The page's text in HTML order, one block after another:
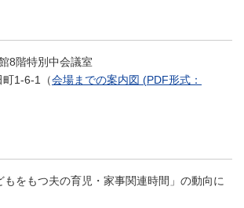
8階特別中会議室
町1-6-1（会場までの案内図 (PDF形式：
もをもつ夫の育児・家事関連時間」の動向に